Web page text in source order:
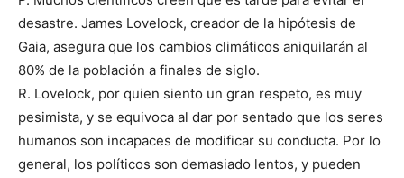
desastre. James Lovelock, creador de la hipótesis de
Gaia, asegura que los cambios climáticos aniquilarán al
80% de la población a finales de siglo.
R. Lovelock, por quien siento un gran respeto, es muy
pesimista, y se equivoca al dar por sentado que los seres
humanos son incapaces de modificar su conducta. Por lo
general, los políticos son demasiado lentos, y pueden